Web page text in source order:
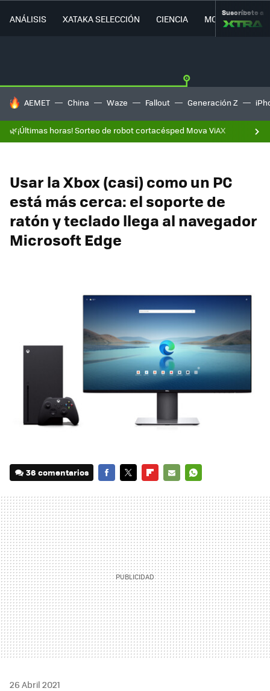
ANÁLISIS XATAKA SELECCIÓN CIENCIA MOVILIDAD
Suscríbete a
HOY SE HABLA DE
AEMET China Waze Fallout Generación Z
🌿¡Últimas horas! Sorteo de robot cortacésped Mova ViAX
Usar la Xbox (casi) como un PC
está más cerca: el soporte de
ratón y teclado llega al navegador
Microsoft Edge
36 comentarios
MAIL
26 Abril 2021